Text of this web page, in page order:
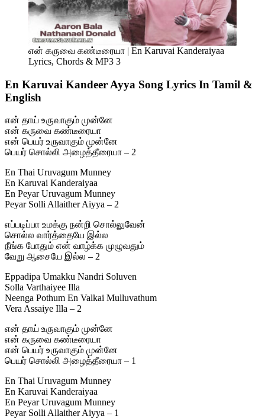
என் கருவை கண்டீரையா | En Karuvai Kanderaiyaa
Lyrics, Chords & MP3 3
En Karuvai Kandeer Ayya Song Lyrics In Tamil &
English
என் தாய் உருவாகும் முன்னே
என் கருவை கண்டீரையா
என் பெயர் உருவாகும் முன்னே
பெயர் சொல்லி அழைத்தீரையா – 2
En Thai Uruvagum Munney
En Karuvai Kanderaiyaa
En Peyar Uruvagum Munney
Peyar Solli Allaither Aiyya – 2
எப்படிப்பா உமக்கு நன்றி சொல்லுவேன்
சொல்ல வார்த்தையே இல்ல
நீங்க போதும் என் வாழ்க்க முழுவதும்
வேறு ஆசையே இல்ல – 2
Eppadipa Umakku Nandri Soluven
Solla Varthaiyee Illa
Neenga Pothum En Valkai Mulluvathum
Vera Assaiye Illa – 2
என் தாய் உருவாகும் முன்னே
என் கருவை கண்டீரையா
என் பெயர் உருவாகும் முன்னே
பெயர் சொல்லி அழைத்தீரையா – 1
En Thai Uruvagum Munney
En Karuvai Kanderaiyaa
En Peyar Uruvagum Munney
Peyar Solli Allaither Aiyya – 1